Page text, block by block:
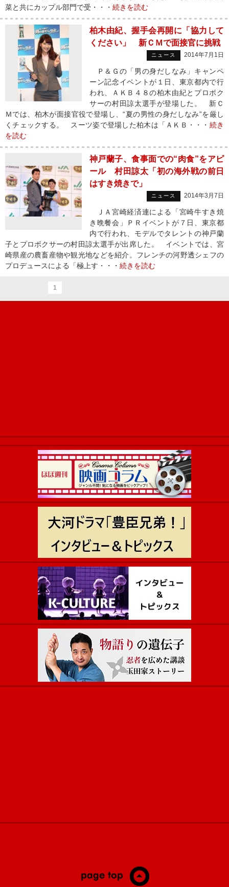
菜と共にカップル部門で受・・・ 続きを読む
柏木由紀、握手会再開に「協力して
ください」 新ＣＭで面接官に挑戦
ニュース 2014年7月1日
Ｐ＆Ｇの「男の身だしなみ」キャンペ
ーン記念イベントが１日、東京都内で行
われ、ＡＫＢ４８の柏木由紀とプロボク
サーの村田諒太選手が登場した。 新Ｃ
Ｍでは、柏木が面接官役で登場し、“夏の男性の身だしなみ”を厳し
くチェックする。 スーツ姿で登場した柏木は「ＡＫＢ・・・ 続き
を読む
神戸蘭子、食事面での“肉食”をアピ
ール 村田諒太「初の海外戦の前日
はすき焼きで」
ニュース 2014年3月7日
ＪＡ宮崎経済連による「宮崎牛すき焼
き晩餐会」ＰＲイベントが７日、東京都
内で行われ、モデルでタレントの神戸蘭
子とプロボクサーの村田諒太選手が出席した。 イベントでは、宮
崎県産の農畜産物や観光地などを紹介。フレンチの河野透シェフの
プロデュースによる「極上す・・・ 続きを読む
1